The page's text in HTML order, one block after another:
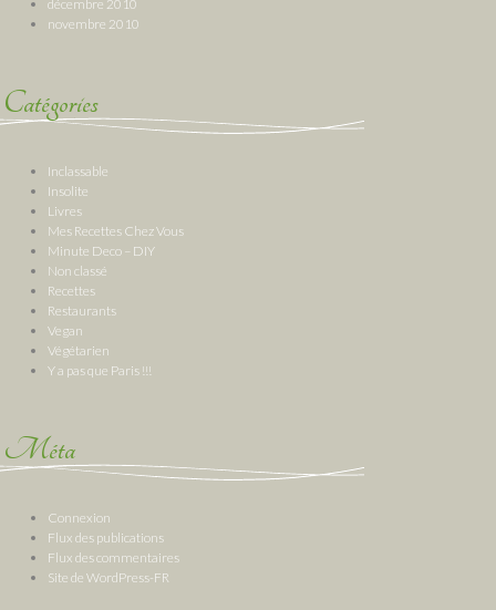
décembre 2010
novembre 2010
Catégories
Inclassable
Insolite
Livres
Mes Recettes Chez Vous
Minute Deco – DIY
Non classé
Recettes
Restaurants
Vegan
Végétarien
Y a pas que Paris !!!
Méta
Connexion
Flux des publications
Flux des commentaires
Site de WordPress-FR